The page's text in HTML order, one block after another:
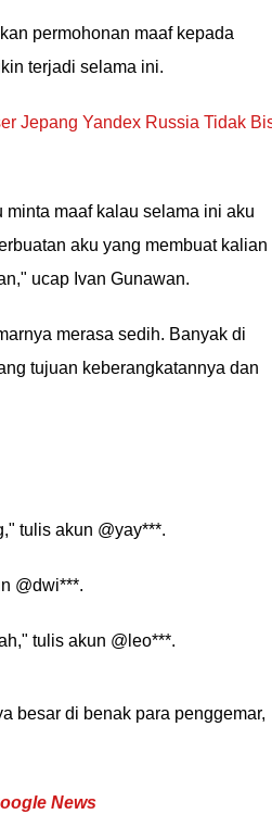
permohonan maaf kepada
terjadi selama ini.
Jepang Yandex Russia Tidak
maaf kalau selama ini aku
aku yang membuat kalian
ucap Ivan Gunawan.
merasa sedih. Banyak di
tujuan keberangkatannya dan
tulis akun @yay***.
@dwi***.
tulis akun @leo***.
besar di benak para penggemar,
News